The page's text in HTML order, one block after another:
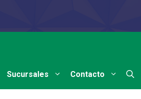
Sucursales Contacto